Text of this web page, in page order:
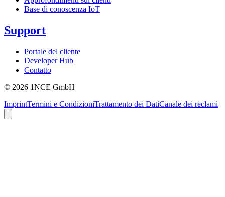
Base di conoscenza IoT
Support
Portale del cliente
Developer Hub
Contatto
© 2026 1NCE GmbH
ImprintTermini e CondizioniTrattamento dei DatiCanale dei reclami